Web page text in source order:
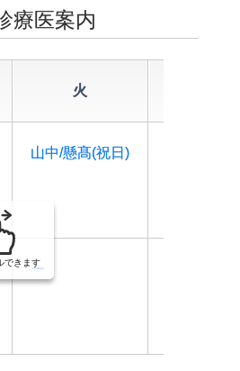
療医案内
火
山中/懸髙(祝日)
ー
できます